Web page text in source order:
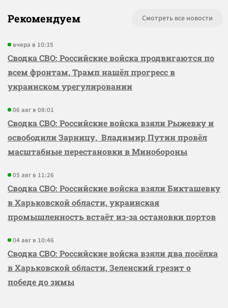
Рекомендуем Смотреть все новости
вчера в 10:35
Сводка СВО: Российские войска продвигаются по
всем фронтам, Трамп нашёл прогресс в
украинском урегулировании
06 авг в 08:01
Сводка СВО: Российские войска взяли Рыжевку и
освободили Зарницу, Владимир Путин провёл
масштабные перестановки в Минобороны
05 авг в 11:26
Сводка СВО: Российские войска взяли Бикташевку
в Харьковской области, украинская
промышленность встаёт из-за остановки портов
04 авг в 10:46
Сводка СВО: Российские войска взяли два посёлка
в Харьковской области, Зеленский грезит о
победе до зимы